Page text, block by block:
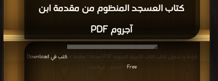
كتاب العسجد المنظوم من مقدمة ابن
آجروم PDF
قراءة و تحميل كتاب كتاب الأسرة النحوية PDF مجانا | مكتبة >
كتب في Download
Free
| التحميل : مرة/مرات